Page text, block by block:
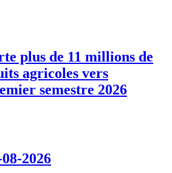
plus de 11 millions de
agricoles vers
semestre 2026
2026